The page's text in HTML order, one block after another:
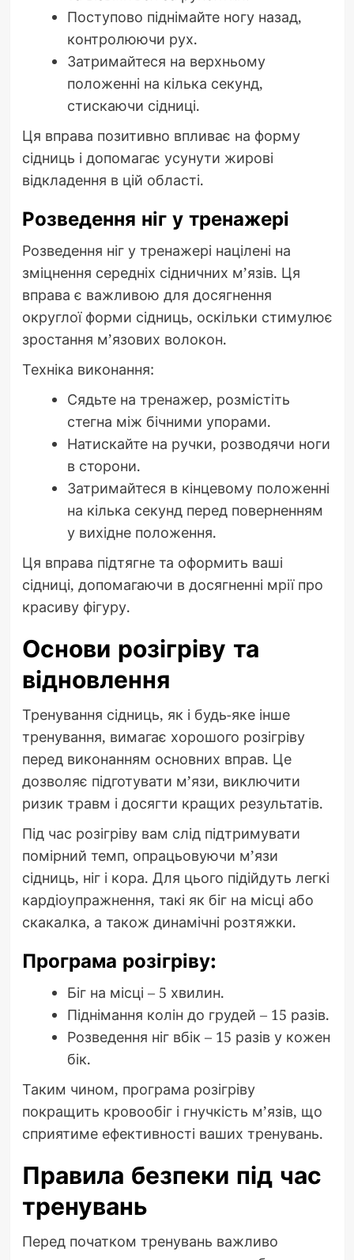
Поступово піднімайте ногу назад,
контролюючи рух.
Затримайтеся на верхньому
положенні на кілька секунд,
стискаючи сідниці.
Ця вправа позитивно впливає на форму
сідниць і допомагає усунути жирові
відкладення в цій області.
Розведення ніг у тренажері
Розведення ніг у тренажері націлені на
зміцнення середніх сідничних м’язів. Ця
вправа є важливою для досягнення
округлої форми сідниць, оскільки стимулює
зростання м’язових волокон.
Техніка виконання:
Сядьте на тренажер, розмістіть
стегна між бічними упорами.
Натискайте на ручки, розводячи ноги
в сторони.
Затримайтеся в кінцевому положенні
на кілька секунд перед поверненням
у вихідне положення.
Ця вправа підтягне та оформить ваші
сідниці, допомагаючи в досягненні мрії про
красиву фігуру.
Основи розігріву та
відновлення
Тренування сідниць, як і будь-яке інше
тренування, вимагає хорошого розігріву
перед виконанням основних вправ. Це
дозволяє підготувати м’язи, виключити
ризик травм і досягти кращих результатів.
Під час розігріву вам слід підтримувати
помірний темп, опрацьовуючи м’язи
сідниць, ніг і кора. Для цього підійдуть легкі
кардіоупражнення, такі як біг на місці або
скакалка, а також динамічні розтяжки.
Програма розігріву:
Біг на місці – 5 хвилин.
Піднімання колін до грудей – 15 разів.
Розведення ніг вбік – 15 разів у кожен
бік.
Таким чином, програма розігріву
покращить кровообіг і гнучкість м’язів, що
сприятиме ефективності ваших тренувань.
Правила безпеки під час
тренувань
Перед початком тренувань важливо